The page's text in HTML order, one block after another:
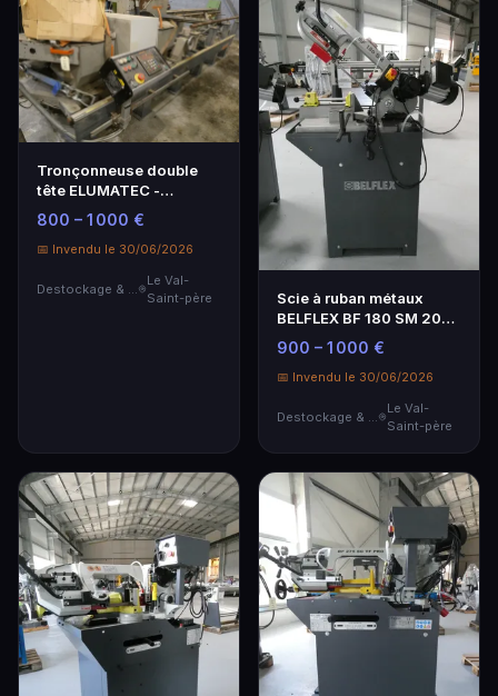
Tronçonneuse double
tête ELUMATEC -
Performante et fiable
800 – 1 000 €
📅 Invendu le 30/06/2026
Le Val-
Saint-père
Scie à ruban métaux
BELFLEX BF 180 SM 2022
- Neuf
900 – 1 000 €
📅 Invendu le 30/06/2026
Destockage & Invendus
Le Val-
Saint-père